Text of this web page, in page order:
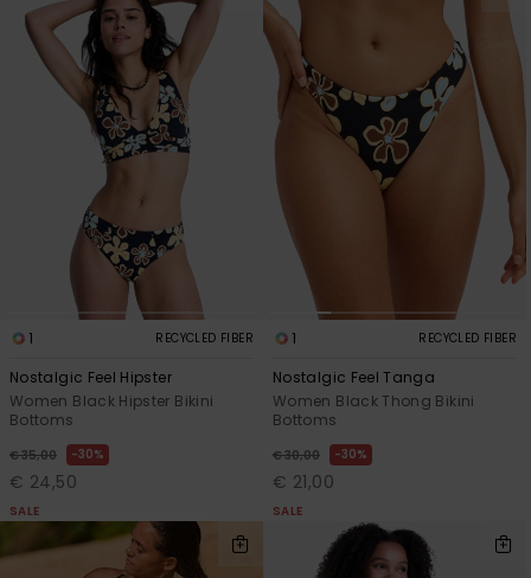
1 RECYCLED FIBER
Nostalgic Feel Hipster
Women Black Hipster Bikini
Bottoms
€ 35,00 30%
€ 24,50
SALE
1 RECYCLED FIBER
Nostalgic Feel Tanga
Women Black Thong Bikini
Bottoms
€ 30,00 30%
€ 21,00
SALE